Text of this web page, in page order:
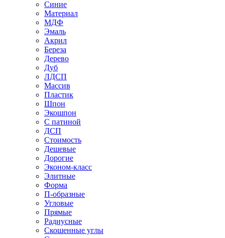
Синие
Материал
МДФ
Эмаль
Акрил
Береза
Дерево
Дуб
ЛДСП
Массив
Пластик
Шпон
Экошпон
С патиной
ДСП
Стоимость
Дешевые
Дорогие
Эконом-класс
Элитные
Форма
П-образные
Угловые
Прямые
Радиусные
Скошенные углы